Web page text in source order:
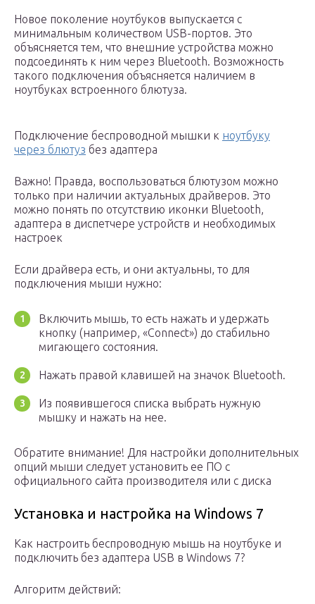
Новое поколение ноутбуков выпускается с
минимальным количеством USB-портов. Это
объясняется тем, что внешние устройства можно
подсоединять к ним через Bluetooth. Возможность
такого подключения объясняется наличием в
ноутбуках встроенного блютуза.
Подключение беспроводной мышки к ноутбуку
через блютуз без адаптера
Важно! Правда, воспользоваться блютузом можно
только при наличии актуальных драйверов. Это
можно понять по отсутствию иконки Bluetooth,
адаптера в диспетчере устройств и необходимых
настроек
Если драйвера есть, и они актуальны, то для
подключения мыши нужно:
Включить мышь, то есть нажать и удержать
кнопку (например, «Connect») до стабильно
мигающего состояния.
Нажать правой клавишей на значок Bluetooth.
Из появившегося списка выбрать нужную
мышку и нажать на нее.
Обратите внимание! Для настройки дополнительных
опций мыши следует установить ее ПО с
официального сайта производителя или с диска
Установка и настройка на Windows 7
Как настроить беспроводную мышь на ноутбуке и
подключить без адаптера USB в Windows 7?
Алгоритм действий: